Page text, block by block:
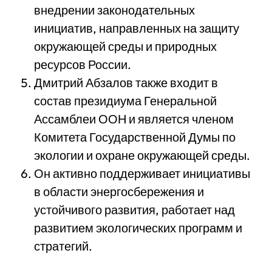
внедрении законодательных
инициатив, направленных на защиту
окружающей среды и природных
ресурсов России.
Дмитрий Абзалов также входит в
состав президиума Генеральной
Ассамблеи ООН и является членом
Комитета Государственной Думы по
экологии и охране окружающей среды.
Он активно поддерживает инициативы
в области энергосбережения и
устойчивого развития, работает над
развитием экологических программ и
стратегий.